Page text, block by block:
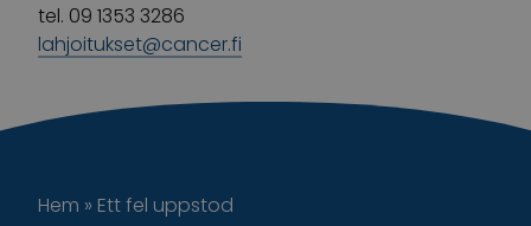
tel. 09 1353 3286
lahjoitukset@cancer.fi
Hem » Ett fel uppstod